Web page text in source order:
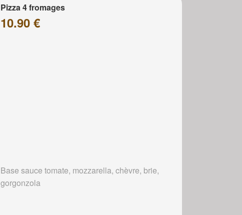
Pizza 4 fromages
10.90 €
Base sauce tomate, mozzarella, chèvre, brie,
gorgonzola